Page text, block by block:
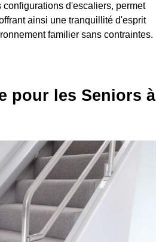
d'escaliers, permet
ainsi une tranquillité d'esprit
familier sans contraintes.
pour les Seniors à